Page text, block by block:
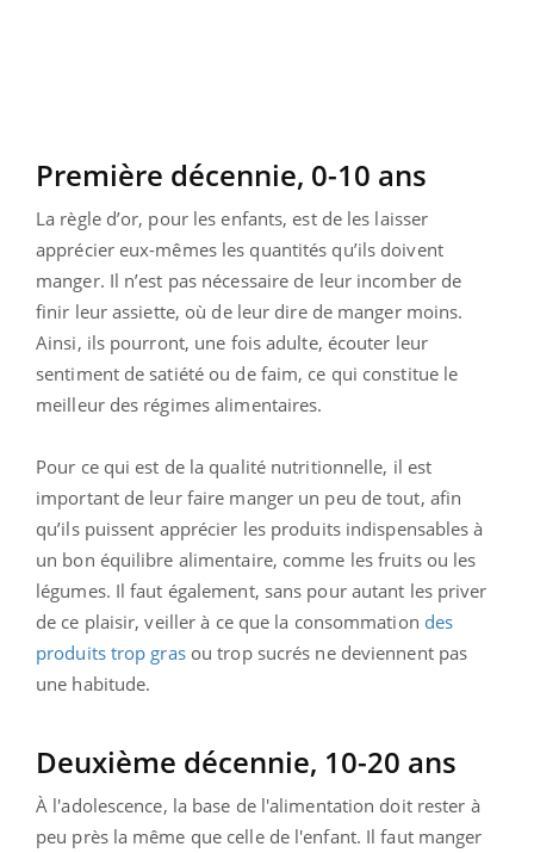
Première décennie, 0-10 ans
La règle d’or, pour les enfants, est de les laisser
apprécier eux-mêmes les quantités qu’ils doivent
manger. Il n’est pas nécessaire de leur incomber de
finir leur assiette, où de leur dire de manger moins.
Ainsi, ils pourront, une fois adulte, écouter leur
sentiment de satiété ou de faim, ce qui constitue le
meilleur des régimes alimentaires.
Pour ce qui est de la qualité nutritionnelle, il est
important de leur faire manger un peu de tout, afin
qu’ils puissent apprécier les produits indispensables à
un bon équilibre alimentaire, comme les fruits ou les
légumes. Il faut également, sans pour autant les priver
de ce plaisir, veiller à ce que la consommation des
produits trop grasou trop sucrés ne deviennent pas
une habitude.
Deuxième décennie, 10-20 ans
À l'adolescence, la base de l'alimentation doit rester à
peu près la même que celle de l'enfant. Il faut manger